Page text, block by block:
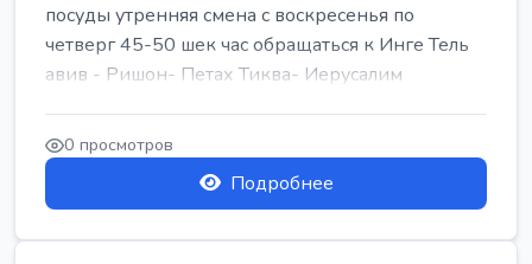
посуды утренняя смена с воскресенья по
четверг 45-50 шек час обращаться к Инге Тель
авив - Ришон- Петах Тиква- Иерусалим
0 просмотров
Подробнее